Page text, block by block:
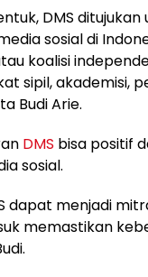
DMS
sosial di
koalisi
sipil, akademisi,
Budi Arie.
DMS bisa positif
sosial.
dapat menjadi
memastikan